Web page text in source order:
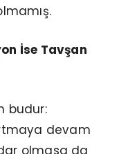
İse Tavşan
budur:
devam
olmasa da